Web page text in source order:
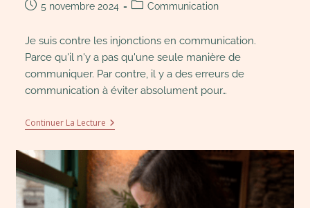
5 novembre 2024 Communication
Je suis contre les injonctions en communication.
Parce qu'il n'y a pas qu'une seule manière de
communiquer. Par contre, il y a des erreurs de
communication à éviter absolument pour…
Continuer La Lecture